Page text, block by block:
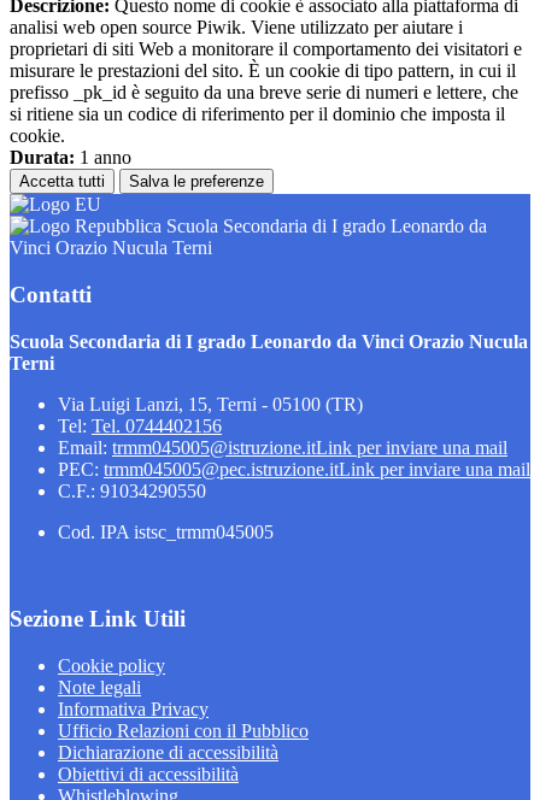
Descrizione: Questo nome di cookie è associato alla piattaforma di
analisi web open source Piwik. Viene utilizzato per aiutare i
proprietari di siti Web a monitorare il comportamento dei visitatori e
misurare le prestazioni del sito. È un cookie di tipo pattern, in cui il
prefisso _pk_id è seguito da una breve serie di numeri e lettere, che
si ritiene sia un codice di riferimento per il dominio che imposta il
cookie.
Durata: 1 anno
Accetta tutti Salva le preferenze
Scuola Secondaria di I grado Leonardo da
Vinci Orazio Nucula Terni
Contatti
Scuola Secondaria di I grado Leonardo da Vinci Orazio Nucula
Terni
Via Luigi Lanzi, 15, Terni - 05100 (TR)
Tel: Tel. 0744402156
Email: trmm045005@istruzione.itLink per inviare una mail
PEC: trmm045005@pec.istruzione.itLink per inviare una mail
C.F.: 91034290550
Cod. IPA istsc_trmm045005
Sezione Link Utili
Cookie policy
Note legali
Informativa Privacy
Ufficio Relazioni con il Pubblico
Dichiarazione di accessibilità
Obiettivi di accessibilità
Whistleblowing